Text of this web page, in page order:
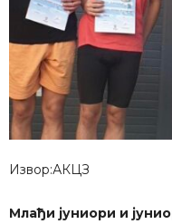
Извор:АКЦЗ
Млађи јуниори и